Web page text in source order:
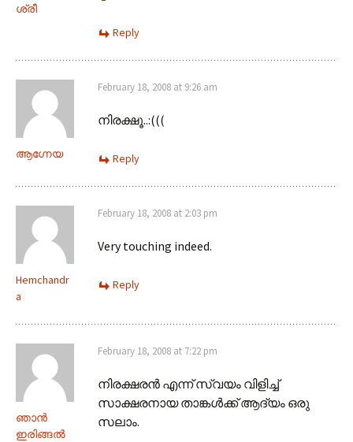
ശ്രീ
Reply
ആഗ്നേയ
February 18, 2008 at 9:26 am
നിരക്ഷൂ..:(((
Reply
Hemchandr
a
February 18, 2008 at 2:03 pm
Very touching indeed.
Reply
ഞാന്‍
ഇരിങ്ങല്‍
February 18, 2008 at 7:22 pm
നിരക്ഷരന്‍ എന്ന് സ്വയം വിളിച്ച്
സാക്ഷരനായ താങ്കള്‍ക്ക് ആദ്യം ഒരു
സലാം.